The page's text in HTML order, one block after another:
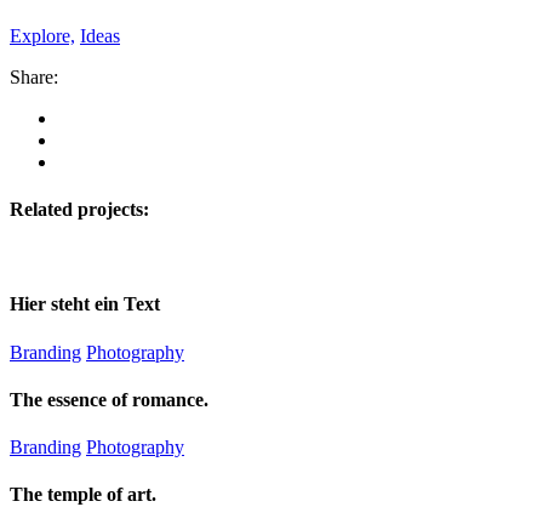
Explore, Ideas
Share:
Related projects:
Hier steht ein Text
Branding Photography
The essence of romance.
Branding Photography
The temple of art.